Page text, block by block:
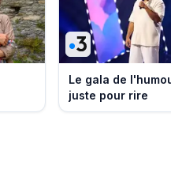
Le gala de
juste pour rire